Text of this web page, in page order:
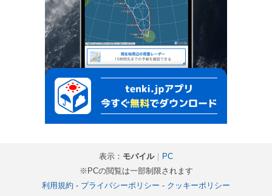
表示： モバイル｜ PC
※PCの閲覧は一部制限されます
利用規約 - プライバシーポリシー - クッキーポリシー